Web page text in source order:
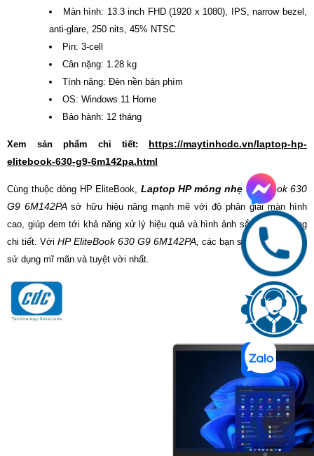
Màn hình: 13.3 inch FHD (1920 x 1080), IPS, narrow bezel,
anti-glare, 250 nits, 45% NTSC
Pin: 3-cell
Cân nặng: 1.28 kg
Tính năng: Đèn nền bàn phím
OS: Windows 11 Home
Bảo hành: 12 tháng
Xem sản phẩm chi tiết: https://maytinhcdc.vn/laptop-hp-
elitebook-630-g9-6m142pa.html
Cùng thuộc dòng HP EliteBook, Laptop HP mỏng nhẹ EliteBook 630
G9 6M142PA sở hữu hiệu năng mạnh mẽ với độ phân giải màn hình
cao, giúp đem tới khả năng xử lý hiệu quả và hình ảnh sắc nét tới từng
chi tiết. Với HP EliteBook 630 G9 6M142PA, các bạn sẽ có trải nghiệm
sử dụng mĩ mãn và tuyệt vời nhất.